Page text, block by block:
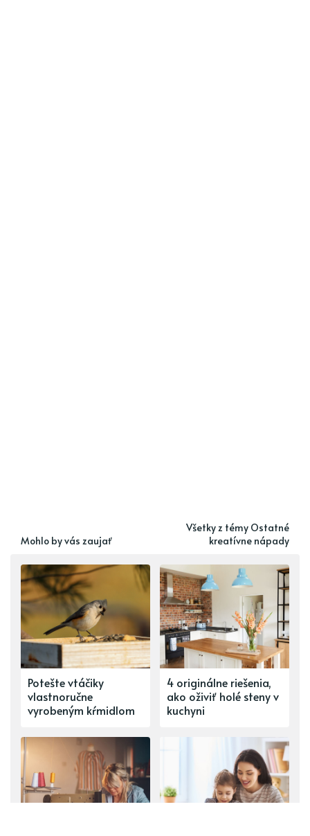
Mohlo by vás zaujať
Všetky z témy Ostatné
kreatívne nápady
Potešte vtáčiky
vlastnoručne
vyrobeným kŕmidlom
4 originálne riešenia,
ako oživiť holé steny v
kuchyni